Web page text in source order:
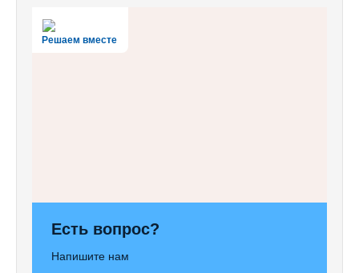
Решаем вместе
Есть вопрос?
Напишите нам